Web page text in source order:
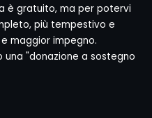
è gratuito, ma per potervi
più tempestivo e
maggior impegno.
"donazione a sostegno